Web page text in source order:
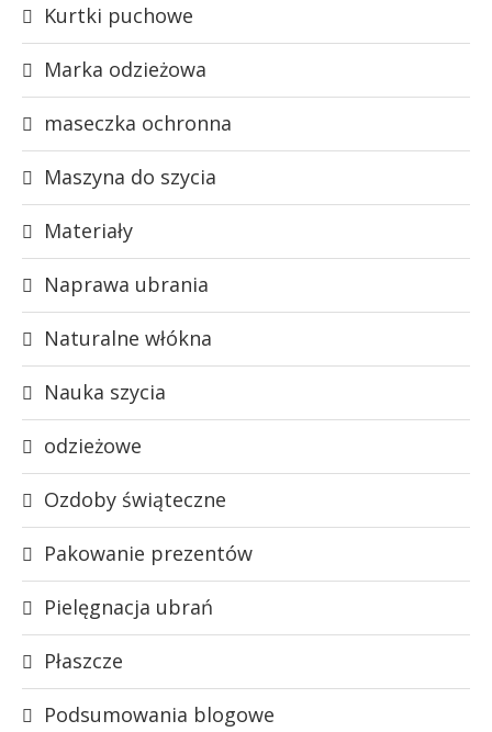
Kurtki puchowe
Marka odzieżowa
maseczka ochronna
Maszyna do szycia
Materiały
Naprawa ubrania
Naturalne włókna
Nauka szycia
odzieżowe
Ozdoby świąteczne
Pakowanie prezentów
Pielęgnacja ubrań
Płaszcze
Podsumowania blogowe